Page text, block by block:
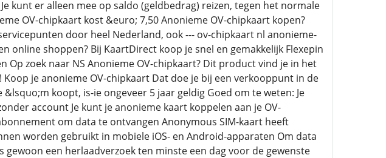
kunt er alleen mee op saldo (geldbedrag) reizen, tegen het normale
OV-chipkaart kost &euro; 7,50 Anonieme OV-chipkaart kopen?
door heel Nederland, ook --- ov-chipkaart nl anonieme-
online shoppen? Bij KaartDirect koop je snel en gemakkelijk Flexepin
zoek naar NS Anonieme OV-chipkaart? Dit product vind je in het
je anonieme OV-chipkaart Dat doe je bij een verkooppunt in de
koopt, is-ie ongeveer 5 jaar geldig Goed om te weten: Je
account Je kunt je anonieme kaart koppelen aan je OV-
om data te ontvangen Anonymous SIM-kaart heeft
worden gebruikt in mobiele iOS- en Android-apparaten Om data
een herlaadverzoek ten minste een dag voor de gewenste